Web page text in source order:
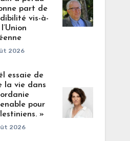
part de
vis-à-
2026
essaie de
la vie dans
pour
»
2026